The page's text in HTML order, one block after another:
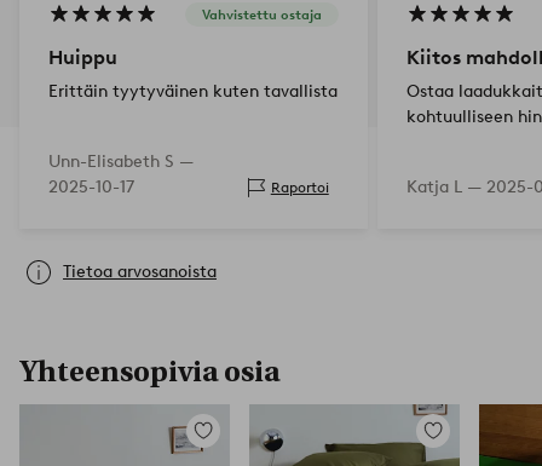
Vahvistettu ostaja
Huippu
Erittäin tyytyväinen kuten tavallista
Unn-Elisabeth S —
2025-10-17
Raportoi
Kiitos
Ostaa
kohtuulliseen
Katja L — 2025-
Tietoa arvosanoista
Yhteensopivia osia
Lisää
suosikkeihin
Lisää
suosikkeihin